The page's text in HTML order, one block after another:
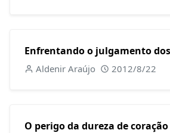
Enfrentando o julgamento
Aldenir Araújo 2012/8/22
O perigo da dureza de coração